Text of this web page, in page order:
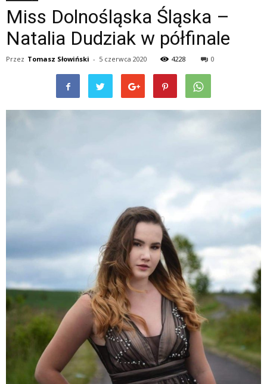
Miss Dolnośląska Śląska –
Natalia Dudziak w półfinale
Przez Tomasz Słowiński - 5 czerwca 2020 4228 0